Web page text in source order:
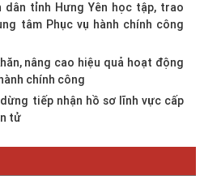
dân tỉnh Hưng Yên học tập, trao
tâm Phục vụ hành chính công
nâng cao hiệu quả hoạt động
chính công
tiếp nhận hồ sơ lĩnh vực cấp
tử